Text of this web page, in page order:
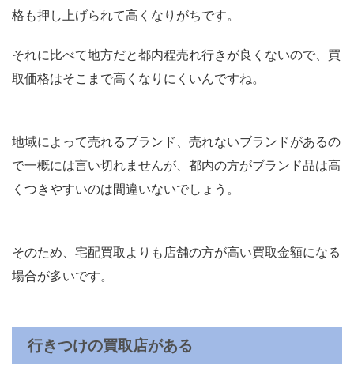
格も押し上げられて高くなりがちです。
それに比べて地方だと都内程売れ行きが良くないので、買
取価格はそこまで高くなりにくいんですね。
地域によって売れるブランド、売れないブランドがあるの
で一概には言い切れませんが、都内の方がブランド品は高
くつきやすいのは間違いないでしょう。
そのため、宅配買取よりも店舗の方が高い買取金額になる
場合が多いです。
行きつけの買取店がある